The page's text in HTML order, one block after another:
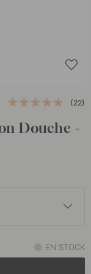
(22)
Douche -
En stock EN STOCK